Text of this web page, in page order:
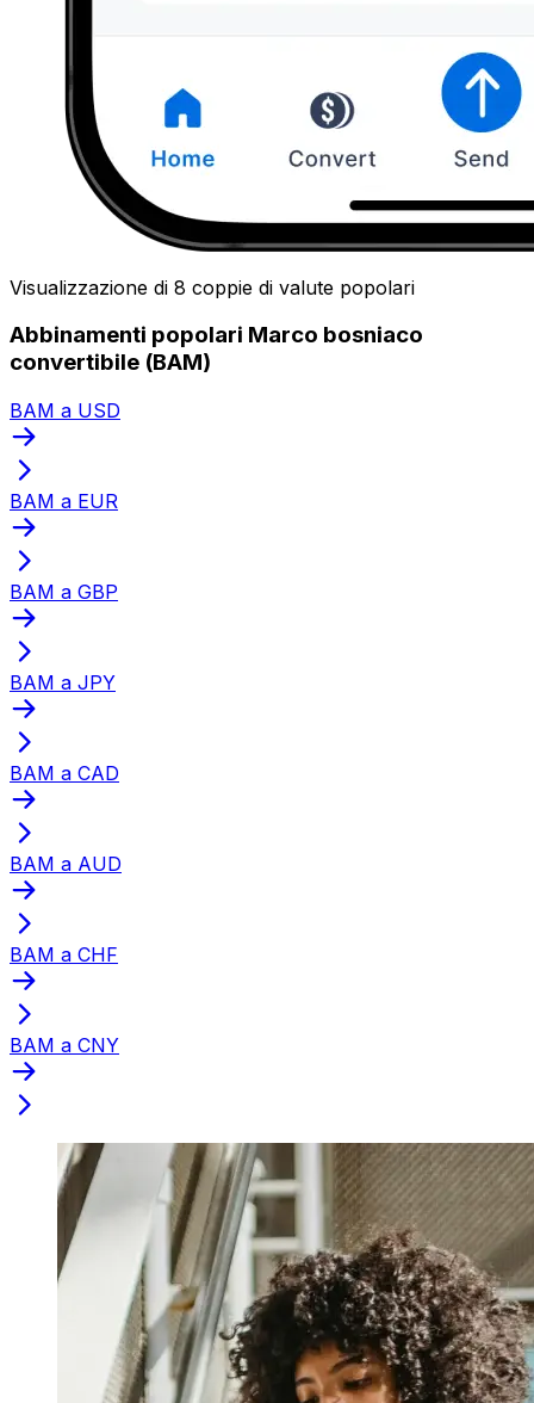
Visualizzazione di 8 coppie di valute popolari
Abbinamenti popolari Marco bosniaco
convertibile (BAM)
BAM a USD
BAM a EUR
BAM a GBP
BAM a JPY
BAM a CAD
BAM a AUD
BAM a CHF
BAM a CNY